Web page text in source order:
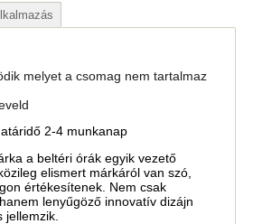
melyet a csomag nem tartalmaz
2-4 munkanap
a beltéri órák egyik vezető
elismert márkáról van szó,
értékesítenek. Nem csak
lenyűgöző innovatív dizájn
jellemzik.